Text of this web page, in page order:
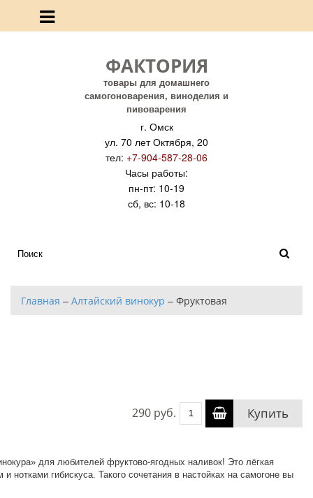
ФАКТОРИЯ
товары для домашнего
самогоноварения, виноделия и
пивоварения
г. Омск
ул. 70 лет Октября, 20
тел: +7-904-587-28-06
Часы работы:
пн-пт: 10-19
сб, вс: 10-18
Главная – Алтайский винокур – Фруктовая
290 руб. Купить
для любителей фруктово-ягодных наливок! Это лёгкая
нотками гибискуса. Такого сочетания в настойках на самогоне вы